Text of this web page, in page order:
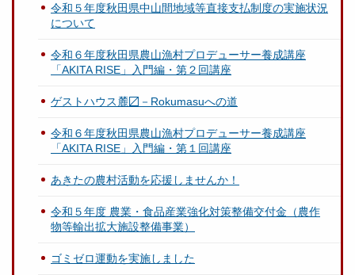
令和５年度秋田県中山間地域等直接支払制度の実施状況
について
令和６年度秋田県農山漁村プロデューサー養成講座
「AKITA RISE」入門編・第２回講座
ゲストハウス麓〼－Rokumasuへの道
令和６年度秋田県農山漁村プロデューサー養成講座
「AKITA RISE」入門編・第１回講座
あきたの農村活動を応援しませんか！
令和５年度 農業・食品産業強化対策整備交付金（農作
物等輸出拡大施設整備事業）
ゴミゼロ運動を実施しました